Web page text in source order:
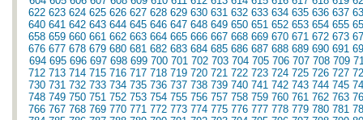
622 623 624 625 626 627 628 629 630 631 632 633 634 635 636 637
640 641 642 643 644 645 646 647 648 649 650 651 652 653 654 655
658 659 660 661 662 663 664 665 666 667 668 669 670 671 672 673
676 677 678 679 680 681 682 683 684 685 686 687 688 689 690 691
694 695 696 697 698 699 700 701 702 703 704 705 706 707 708 709
712 713 714 715 716 717 718 719 720 721 722 723 724 725 726 727
730 731 732 733 734 735 736 737 738 739 740 741 742 743 744 745
748 749 750 751 752 753 754 755 756 757 758 759 760 761 762 763
766 767 768 769 770 771 772 773 774 775 776 777 778 779 780 781